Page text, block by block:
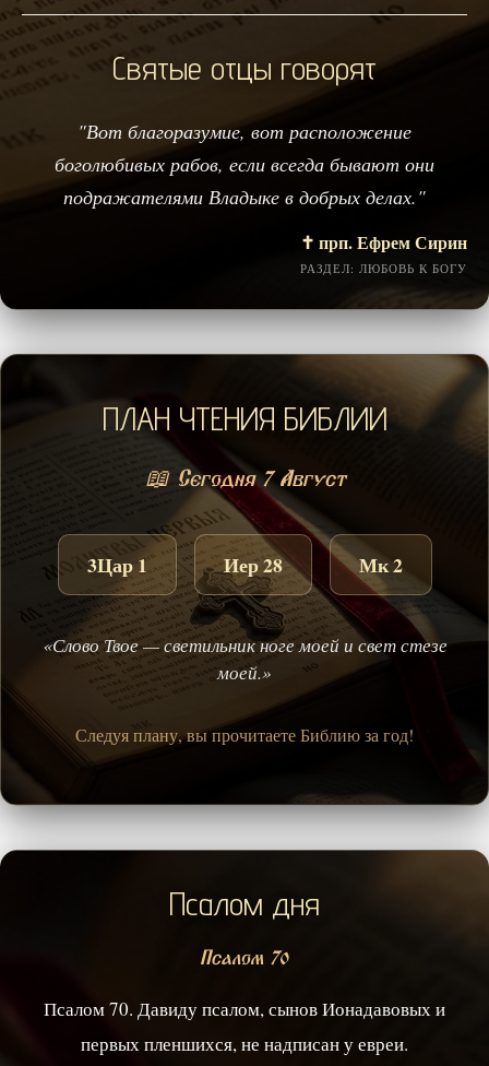
Святые отцы говорят
"Вот благоразумие, вот расположение
боголюбивых рабов, если всегда бывают они
подражателями Владыке в добрых делах."
✝️ прп. Ефрем Сирин
РАЗДЕЛ: ЛЮБОВЬ К БОГУ
ПЛАН ЧТЕНИЯ БИБЛИИ
📖 Сегодня 7 Август
3Цар 1 Иер 28 Мк 2
«Слово Твое — светильник ноге моей и свет стезе
моей.»
Следуя плану, вы прочитаете Библию за год!
Псалом дня
Псалом 70
Псалом 70. Давиду псалом, сынов Ионадавовых и
первых пленшихся, не надписан у евреи.